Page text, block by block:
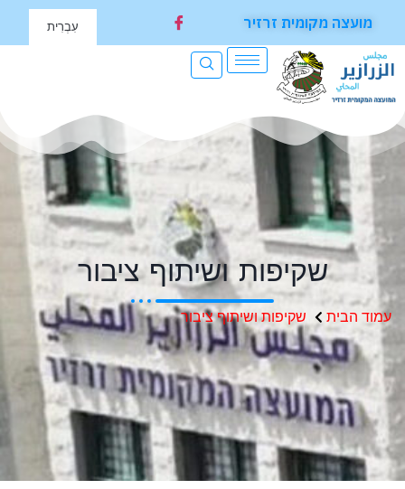
מועצה מקומית זרזיר עִבְרִית
שקיפות ושיתוף ציבור
עמוד הבית שקיפות ושיתוף ציבור